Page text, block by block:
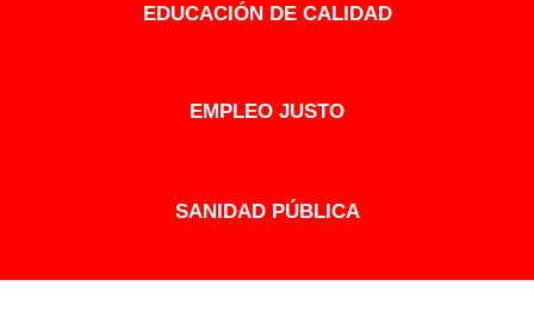
EDUCACIÓN DE CALIDAD
EMPLEO JUSTO
SANIDAD PÚBLICA